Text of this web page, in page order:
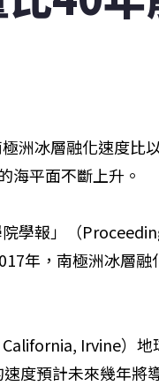
洲冰層融化速度比
海平面不斷上升。
學報」（
年，南極洲冰層
Irvine）
度預計未來幾年將